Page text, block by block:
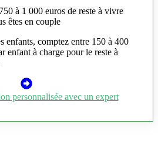
à 1 000 euros de reste à vivre
êtes en couple
enfants, comptez entre 150 à 400
enfant à charge pour le reste à
personnalisée avec un expert